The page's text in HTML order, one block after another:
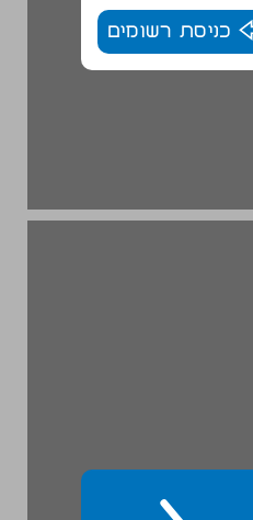
כניסת רשומים